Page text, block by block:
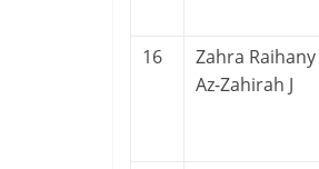
16
Zahra Raihany
Az-Zahirah J